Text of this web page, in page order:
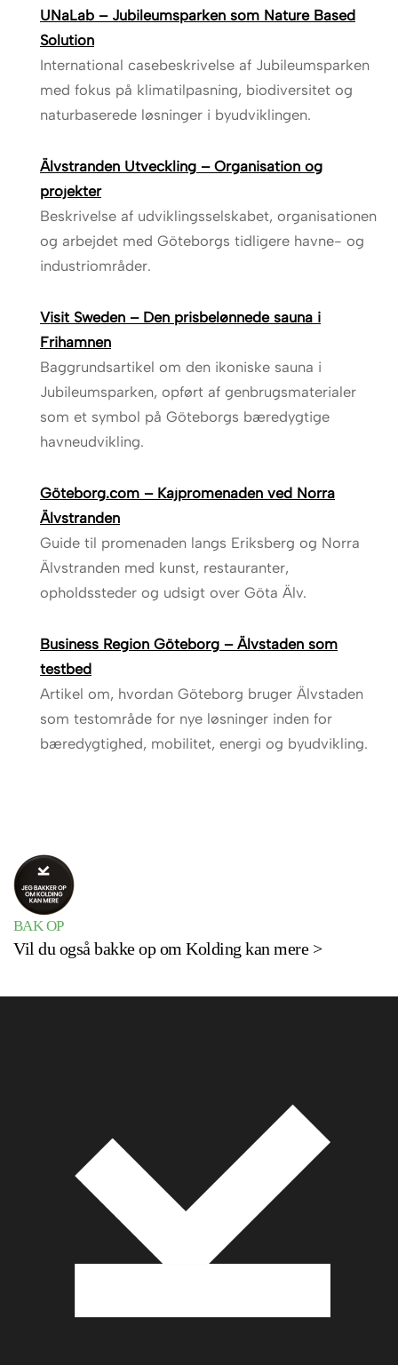
UNaLab – Jubileumsparken som Nature Based
Solution
International casebeskrivelse af Jubileumsparken
med fokus på klimatilpasning, biodiversitet og
naturbaserede løsninger i byudviklingen.
Älvstranden Utveckling – Organisation og
projekter
Beskrivelse af udviklingsselskabet, organisationen
og arbejdet med Göteborgs tidligere havne- og
industriområder.
Visit Sweden – Den prisbelønnede sauna i
Frihamnen
Baggrundsartikel om den ikoniske sauna i
Jubileumsparken, opført af genbrugsmaterialer
som et symbol på Göteborgs bæredygtige
havneudvikling.
Göteborg.com – Kajpromenaden ved Norra
Älvstranden
Guide til promenaden langs Eriksberg og Norra
Älvstranden med kunst, restauranter,
opholdssteder og udsigt over Göta Älv.
Business Region Göteborg – Älvstaden som
testbed
Artikel om, hvordan Göteborg bruger Älvstaden
som testområde for nye løsninger inden for
bæredygtighed, mobilitet, energi og byudvikling.
BAK OP
Vil du også bakke op om Kolding kan mere >